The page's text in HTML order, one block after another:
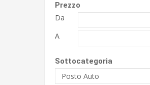
Prezzo
Da
A
Sottocategoria